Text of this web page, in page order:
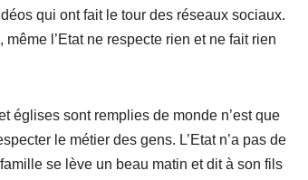
qui ont fait le tour des réseaux sociaux.
l’Etat ne respecte rien et ne fait rien
églises sont remplies de monde n’est que
le métier des gens. L’Etat n’a pas de
se lève un beau matin et dit à son fils